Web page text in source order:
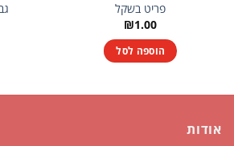
פריט בשקל
₪1.00
הוספה לסל
אודות